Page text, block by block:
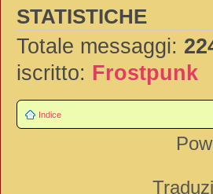
STATISTICHE
Totale messaggi:
iscritto: Frostpunk
Indice